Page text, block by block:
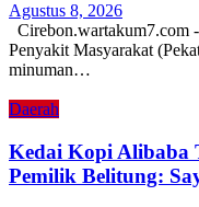
Agustus 8, 2026
Cirebon.wartakum7.com
Penyakit Masyarakat
minuman…
Daerah
Kedai Kopi Alibaba
Pemilik Belitung: